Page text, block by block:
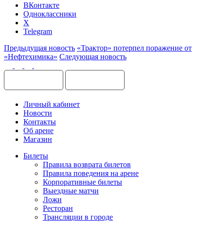
ВКонтакте
Одноклассники
X
Telegram
Предыдущая новость «Трактор» потерпел поражение от
«Нефтехимика» Следующая новость
Личный кабинет
Новости
Контакты
Об арене
Магазин
Билеты
Правила возврата билетов
Правила поведения на арене
Корпоративные билеты
Выездные матчи
Ложи
Ресторан
Трансляции в городе